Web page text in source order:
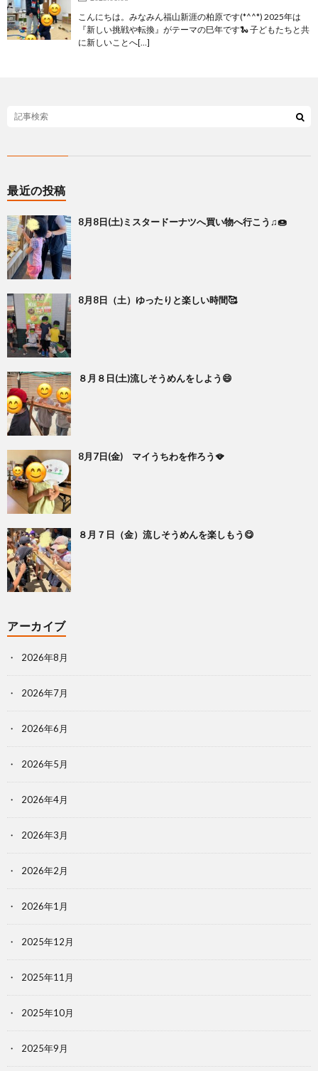
こんにちは。みなみん福山新涯の柏原です(*^^*) 2025年は
『新しい挑戦や転換』がテーマの巳年です🐍 子どもたちと共
に新しいことへ[…]
最近の投稿
8月8日(土)ミスタードーナツへ買い物へ行こう♫🍩
8月8日（土）ゆったりと楽しい時間🥰
８月８日(土)流しそうめんをしよう😄
8月7日(金) マイうちわを作ろう🪭
８月７日（金）流しそうめんを楽しもう😋
アーカイブ
2026年8月
2026年7月
2026年6月
2026年5月
2026年4月
2026年3月
2026年2月
2026年1月
2025年12月
2025年11月
2025年10月
2025年9月